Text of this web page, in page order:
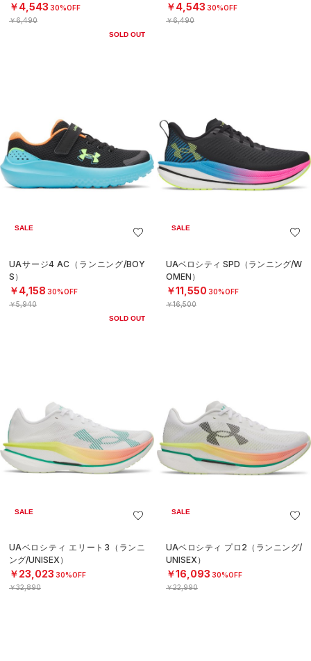
￥4,543 30%OFF
￥6,490
SOLD OUT
￥4,543 30%OFF
￥6,490
SALE
UAサージ4 AC（ランニング/BOY
S）
￥4,158 30%OFF
￥5,940
SOLD OUT
SALE
UAベロシティ SPD（ランニング/W
OMEN）
￥11,550 30%OFF
￥16,500
SALE
UAベロシティ エリート3（ランニ
ング/UNISEX）
￥23,023 30%OFF
￥32,890
SALE
UAベロシティ プロ2（ランニング/
UNISEX）
￥16,093 30%OFF
￥22,990